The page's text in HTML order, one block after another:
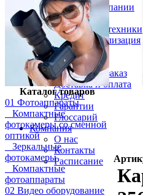
Новости компании
Услуги
Прокат фототехники
Выкуп и реализация
Покупателям
Акции
Как сделать заказ
Доставка и оплата
Кредит
Гарантии
Глоссарий
Компания
О нас
Контакты
Расписание
Каталог товаров
01 Фотоаппараты
Компактные
фотокамеры со сменной
оптикой
Зеркальные
фотокамеры
Компактные
фотоаппараты
02 Видео оборудование